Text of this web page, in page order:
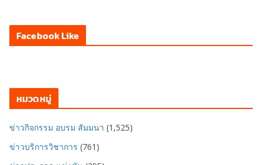
Facebook Like
หมวดหมู่
ข่าวกิจกรรม อบรม สัมมนา (1,525)
ข่าวบริการวิชาการ (761)